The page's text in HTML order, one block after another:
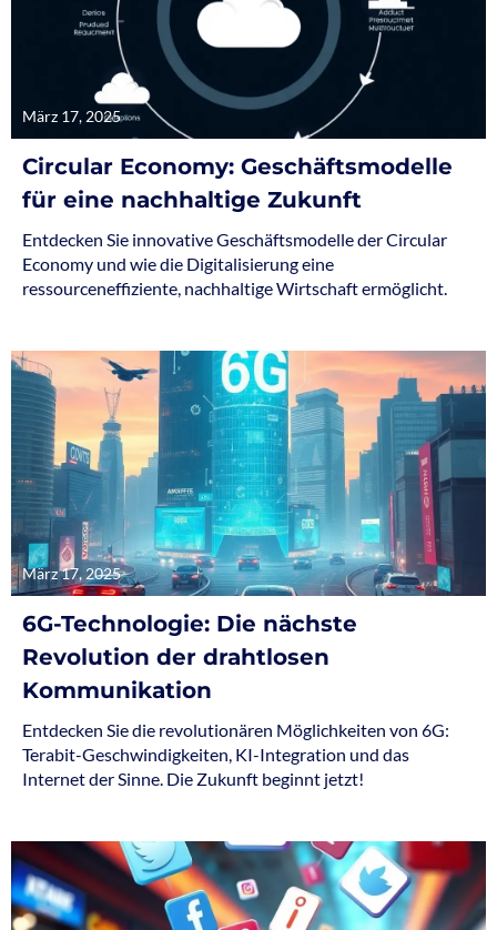
März 17, 2025
Circular Economy: Geschäftsmodelle
für eine nachhaltige Zukunft
Entdecken Sie innovative Geschäftsmodelle der Circular
Economy und wie die Digitalisierung eine
ressourceneffiziente, nachhaltige Wirtschaft ermöglicht.
März 17, 2025
6G-Technologie: Die nächste
Revolution der drahtlosen
Kommunikation
Entdecken Sie die revolutionären Möglichkeiten von 6G:
Terabit-Geschwindigkeiten, KI-Integration und das
Internet der Sinne. Die Zukunft beginnt jetzt!